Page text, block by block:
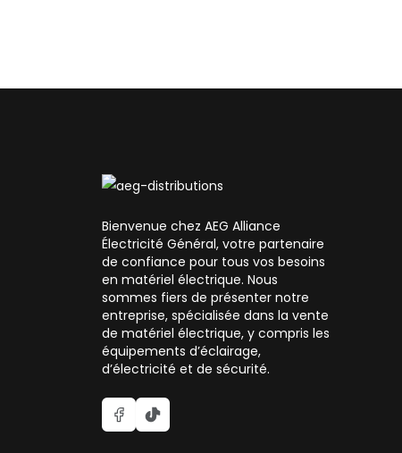
Bienvenue chez AEG Alliance
Électricité Général, votre partenaire
de confiance pour tous vos besoins
en matériel électrique. Nous
sommes fiers de présenter notre
entreprise, spécialisée dans la vente
de matériel électrique, y compris les
équipements d’éclairage,
d’électricité et de sécurité.